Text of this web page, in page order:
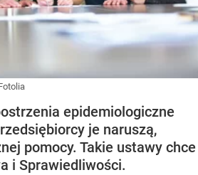
epidemiologiczne
je naruszą,
pomocy. Takie ustawy chce
i Sprawiedliwości.